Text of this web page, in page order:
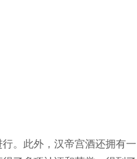
。此外，汉帝宫酒还拥有一